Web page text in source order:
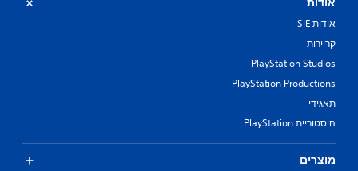
אודות SIE
קריירות
PlayStation Studios
PlayStation Productions
תאגידי
היסטוריית PlayStation
מוצרים